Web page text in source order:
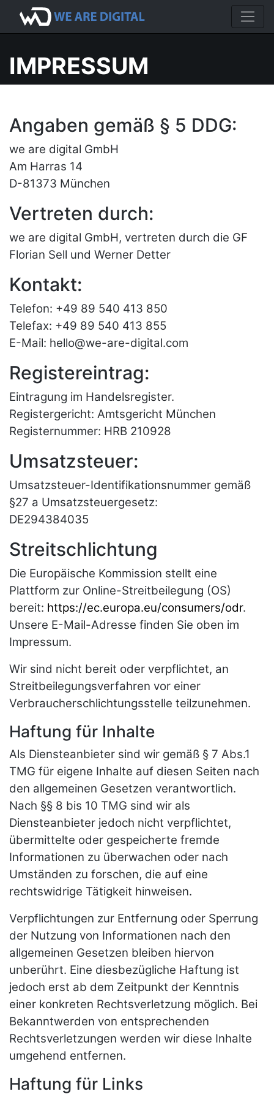
IMPRESSUM
Angaben gemäß § 5 DDG:
we are digital GmbH
Am Harras 14
D-81373 München
Vertreten durch:
we are digital GmbH, vertreten durch die GF
Florian Sell und Werner Detter
Kontakt:
Telefon: +49 89 540 413 850
Telefax: +49 89 540 413 855
E-Mail: hello@we-are-digital.com
Registereintrag:
Eintragung im Handelsregister.
Registergericht: Amtsgericht München
Registernummer: HRB 210928
Umsatzsteuer:
Umsatzsteuer-Identifikationsnummer gemäß
§27 a Umsatzsteuergesetz:
DE294384035
Streitschlichtung
Die Europäische Kommission stellt eine
Plattform zur Online-Streitbeilegung (OS)
bereit: https://ec.europa.eu/consumers/odr.
Unsere E-Mail-Adresse finden Sie oben im
Impressum.
Wir sind nicht bereit oder verpflichtet, an
Streitbeilegungsverfahren vor einer
Verbraucherschlichtungsstelle teilzunehmen.
Haftung für Inhalte
Als Diensteanbieter sind wir gemäß § 7 Abs.1
TMG für eigene Inhalte auf diesen Seiten nach
den allgemeinen Gesetzen verantwortlich.
Nach §§ 8 bis 10 TMG sind wir als
Diensteanbieter jedoch nicht verpflichtet,
übermittelte oder gespeicherte fremde
Informationen zu überwachen oder nach
Umständen zu forschen, die auf eine
rechtswidrige Tätigkeit hinweisen.
Verpflichtungen zur Entfernung oder Sperrung
der Nutzung von Informationen nach den
allgemeinen Gesetzen bleiben hiervon
unberührt. Eine diesbezügliche Haftung ist
jedoch erst ab dem Zeitpunkt der Kenntnis
einer konkreten Rechtsverletzung möglich. Bei
Bekanntwerden von entsprechenden
Rechtsverletzungen werden wir diese Inhalte
umgehend entfernen.
Haftung für Links